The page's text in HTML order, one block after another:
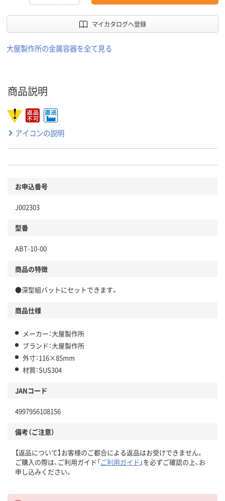
マイカタログへ登録
大屋製作所の金属容器を全て見る
商品説明
アイコンの説明
お申込番号
J002303
型番
ABT-10-00
商品の特徴
●深型組バットにセットできます。
商品仕様
メーカー：大屋製作所
ブランド：大屋製作所
外寸：116×85mm
材質：SUS304
JANコード
4997956108156
備考（ご注意）
【返品について】お客様のご都合による返品はお受けできません。
ご購入の際は、ご利用ガイド「ご利用ガイド 」を必ずご確認の上、お
申し込みください。